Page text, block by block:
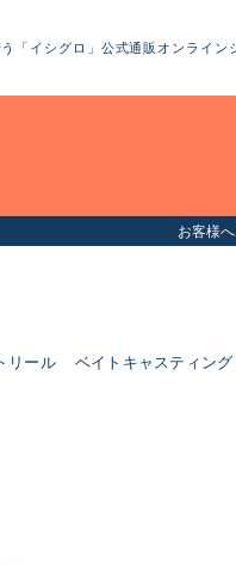
「イシグロ」公式通販オンライン
お客様
リール ベイトキャスティン